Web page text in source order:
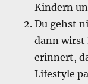
Kindern
Du gehst
dann wirst
erinnert,
Lifestyle